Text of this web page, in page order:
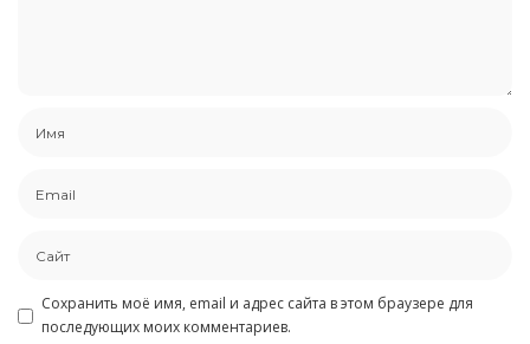
Сохранить моё имя, email и адрес сайта в этом браузере для
последующих моих комментариев.